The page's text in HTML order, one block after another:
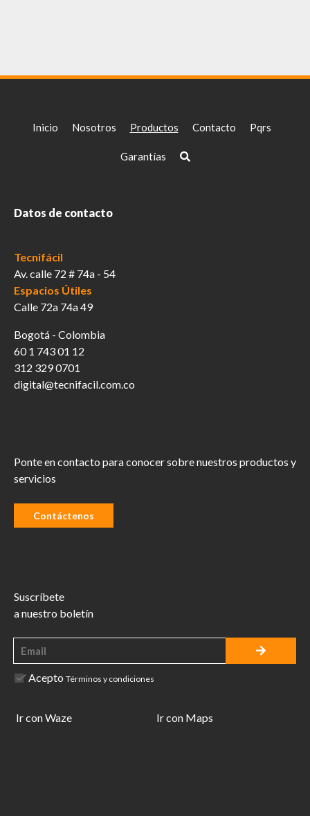
Inicio Nosotros Productos Contacto Pqrs
Garantías
Datos de contacto
Tecnifácil
Av. calle 72 # 74a - 54
Espacios Útiles
Calle 72a 74a 49
Bogotá - Colombia
60 1 743 01 12
312 329 0701
digital@tecnifacil.com.co
Ponte en contacto para conocer sobre nuestros productos y
servicios
Contáctenos
Suscríbete
a nuestro boletín
Acepto Términos y condiciones
Ir con Waze Ir con Maps